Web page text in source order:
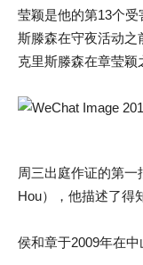
莹颖是他的第13个
斯滕森在守夜活动之
克里斯滕森在章莹颖
周三出庭作证的第
Hou），他描述了得
侯和章于2009年在中